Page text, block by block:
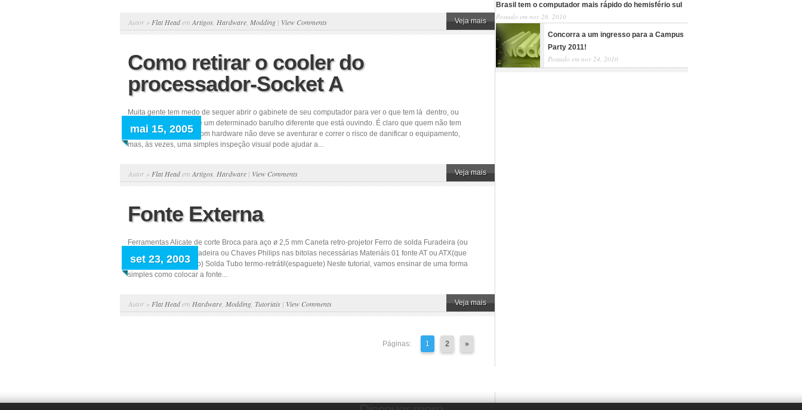
Autor » Flat Headem Artigos Hardware Modding | View Comments Veja mais
Como retirar o cooler do
processador-Socket A
mai 15, 2005
Muita gente tem medo de sequer abrir o gabinete de seu computador para ver o que tem lá dentro, ou
para saber o motivo de um determinado barulho diferente que está ouvindo. É claro que quem não tem
nenhuma intimidade com hardware não deve se aventurar e correr o risco de danificar o equipamento,
mas, às vezes, uma simples inspeção visual pode ajudar a...
Autor » Flat Headem Artigos Hardware | View Comments Veja mais
Fonte Externa
set 23, 2003
Ferramentas Alicate de corte Broca para aço ø 2,5 mm Caneta retro-projetor Ferro de solda Furadeira (ou
micro retífica) Parafusadeira ou Chaves Philips nas bitolas necessárias Materiáis 01 fonte AT ou ATX(que
você deve ter no micro) Solda Tubo termo-retrátil(espaguete) Neste tutorial, vamos ensinar de uma forma
simples como colocar a fonte...
Autor » Flat Headem Hardware Modding Tutoriais | View Comments Veja mais
Páginas: 1 2 »
Brasil tem o computador mais rápido do hemisfério sul
Postado em nov 26, 2010
Concorra a um ingresso para a Campus
Party 2011!
Postado em nov 24, 2010